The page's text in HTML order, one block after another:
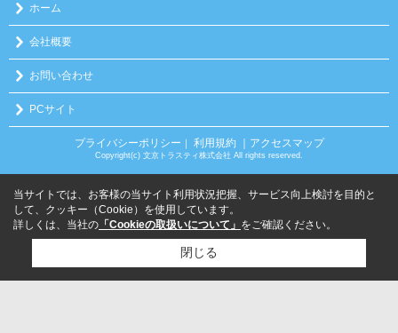
ホーム
会社概要
お問い合わせ
PCサイト
プライバシーポリシー ｜ 利用規約 ｜アクセスマップ
Copyright(c) 文京トラスティ株式会社 All rights reserved.
当サイトでは、お客様の当サイト利用状況把握、サービス向上検討を目的と
して、クッキー（Cookie）を使用しています。
詳しくは、当社の 「Cookieの取扱いについて」 をご確認ください。
閉じる